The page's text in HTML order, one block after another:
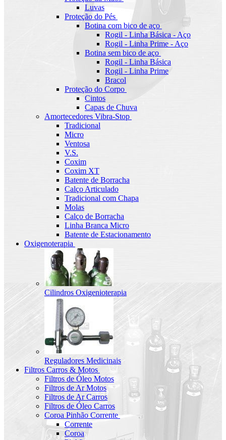
Luvas
Proteção do Pés
Botina com bico de aço
Rogil - Linha Básica - Aço
Rogil - Linha Prime - Aço
Botina sem bico de aço
Rogil - Linha Básica
Rogil - Linha Prime
Bracol
Proteção do Corpo
Cintos
Capas de Chuva
Amortecedores Vibra-Stop
Tradicional
Micro
Ventosa
V.S.
Coxim
Coxim XT
Batente de Borracha
Calço Articulado
Tradicional com Chapa
Molas
Calço de Borracha
Linha Branca Micro
Batente de Estacionamento
Oxigenoterapia
Cilindros Oxigenioterapia
Reguladores Medicinais
Filtros Carros & Motos
Filtros de Óleo Motos
Filtros de Ar Motos
Filtros de Ar Carros
Filtros de Óleo Carros
Coroa Pinhão Corrente
Corrente
Coroa